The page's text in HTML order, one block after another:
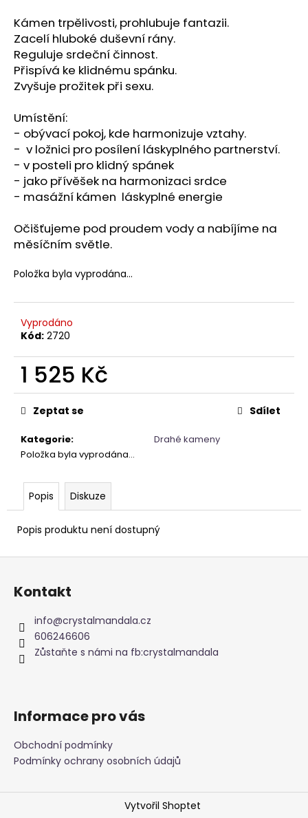
Kámen trpělivosti, prohlubuje fantazii.
Zacelí hluboké duševní rány.
Reguluje srdeční činnost.
Přispívá ke klidnému spánku.
Zvyšuje prožitek při sexu.
Umístění:
- obývací pokoj, kde harmonizuje vztahy.
- v ložnici pro posílení láskyplného partnerství.
- v posteli pro klidný spánek
- jako přívěšek na harmonizaci srdce
- masážní kámen láskyplné energie
Očišťujeme pod proudem vody a nabíjíme na
měsíčním světle.
Položka byla vyprodána…
Vyprodáno
Kód: 2720
1 525 Kč
Měrná
cena:
Kategorie:
Drahé kameny
Položka byla vyprodána…
Zeptat se Sdílet
Popis Diskuze
Popis produktu není dostupný
Z
PERLETI
245
Kč
Z
Kontakt
info@crystalmandala.cz
606246606
Zůstaňte s námi na fb:crystalmandala
Informace pro vás
Obchodní podmínky
Podmínky ochrany osobních údajů
Vytvořil Shoptet